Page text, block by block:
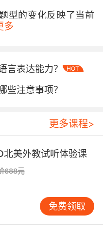
型的变化反映了当前
力立意”的转变。这意
常教学中，应注重培
要求。
掌握一定的解题技巧
速浏览全文，把握文
头、结尾以及每段的
大致内容和结构，为
打下基础。其次，定
明确文章主旨后，应
，迅速在文章中定位
，排除干扰项，选出
多
言表达能力？ HOT
些注意事项？
更多课程>
北美外教试听体验课
688元
免费领取